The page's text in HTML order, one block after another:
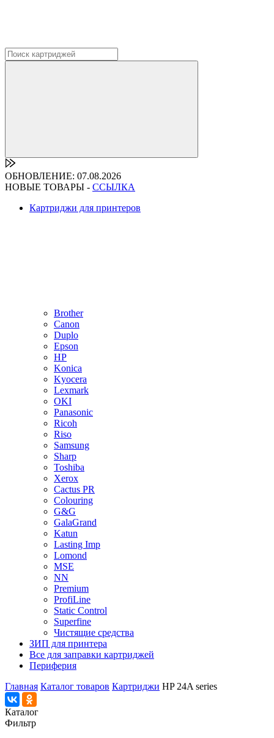
ОБНОВЛЕНИЕ: 07.08.2026
НОВЫЕ ТОВАРЫ - ССЫЛКА
Картриджи для принтеров
Brother
Canon
Duplo
Epson
HP
Konica
Kyocera
Lexmark
OKI
Panasonic
Ricoh
Riso
Samsung
Sharp
Toshiba
Xerox
Cactus PR
Colouring
G&G
GalaGrand
Katun
Lasting Imp
Lomond
MSE
NN
Premium
ProfiLine
Static Control
Superfine
Чистящие средства
ЗИП для принтера
Все для заправки картриджей
Периферия
Главная Каталог товаров Картриджи HP 24A series
Каталог
Фильтр